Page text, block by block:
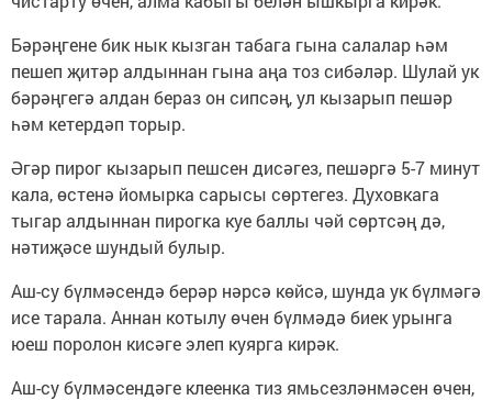
Бәрәңгене бик нык кызган табага гына салалар һәм
пешеп җитәр алдыннан гына аңа тоз сибәләр. Шулай ук
бәрәңгегә алдан бераз он сипсәң, ул кызарып пешәр
һәм кетердәп торыр.
Әгәр пирог кызарып пешсен дисәгез, пешәргә 5-7 минут
кала, өстенә йомырка сарысы сөртегез. Духовкага
тыгар алдыннан пирогка куе баллы чәй сөртсәң дә,
нәтиҗәсе шундый булыр.
Аш-су бүлмәсендә берәр нәрсә көйсә, шунда ук бүлмәгә
исе тарала. Аннан котылу өчен бүлмәдә биек урынга
юеш поролон кисәге элеп куярга кирәк.
Аш-су бүлмәсендәге клеенка тиз ямьсезләнмәсен өчен,